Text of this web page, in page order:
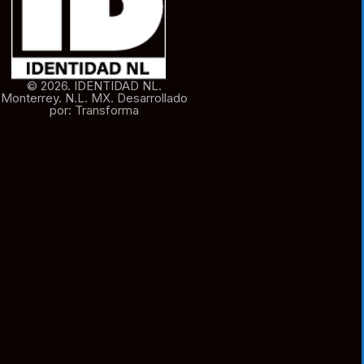
© 2026. IDENTIDAD NL.
Monterrey. N.L. MX. Desarrollado
por: Transforma